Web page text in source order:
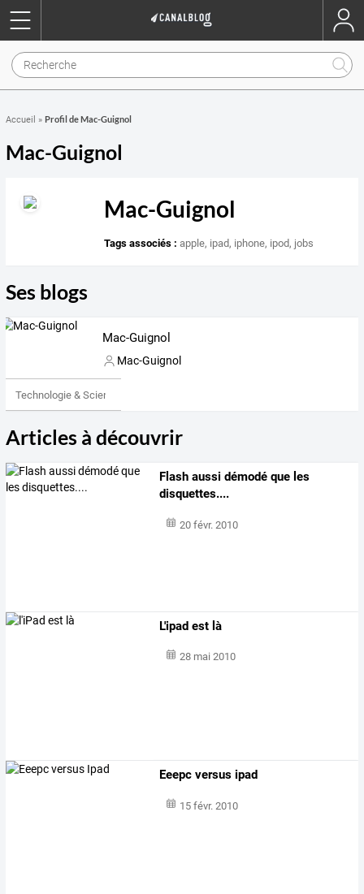
Accueil » Profil de Mac-Guignol
Mac-Guignol
Mac-Guignol
Tags associés : apple, ipad, iphone, ipod, jobs
Ses blogs
Mac-Guignol
Mac-Guignol
Technologie & Science
Articles à découvrir
Flash aussi démodé que les
disquettes....
20 févr. 2010
L'ipad est là
28 mai 2010
Eeepc versus ipad
15 févr. 2010